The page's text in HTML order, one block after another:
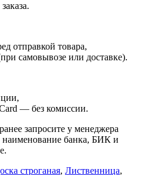
отправкой товара,
самовывозе или доставке).
— без комиссии.
запросите у менеджера
наименование банка, БИК и
строганая, Лиственница,